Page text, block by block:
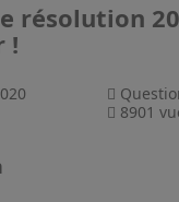
résolution
!
8901